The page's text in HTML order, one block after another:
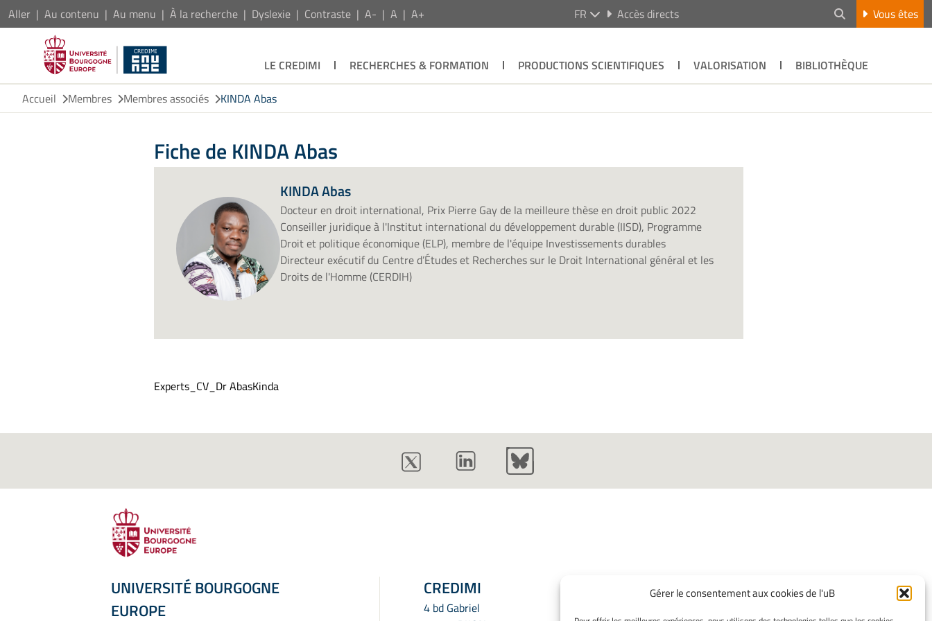
Gérer le consentement aux cookies de l'uB
Aller Au contenu Au menu À la recherche Dyslexie Contraste A- A A+ FR Accès directs Vous êtes
LE CREDIMI RECHERCHES & FORMATION PRODUCTIONS SCIENTIFIQUES VALORISATION
BIBLIOTHÈQUE
Accueil
Membres Membres associés KINDA Abas
Fiche de KINDA Abas
KINDA Abas
Docteur en droit international, Prix Pierre Gay de la meilleure thèse en droit public 2022
Conseiller juridique à l'Institut international du développement durable (IISD), Programme
Droit et politique économique (ELP), membre de l'équipe Investissements durables
Directeur exécutif du Centre d’Études et Recherches sur le Droit International général et les
Droits de l'Homme (CERDIH)
Experts_CV_Dr AbasKinda
UNIVERSITÉ BOURGOGNE
EUROPE
CREDIMI
4 bd Gabriel
INFORMATIONS